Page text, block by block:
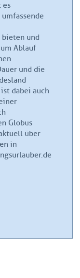
es
und
Ablauf
und die
dabei auch
Globus
über
in